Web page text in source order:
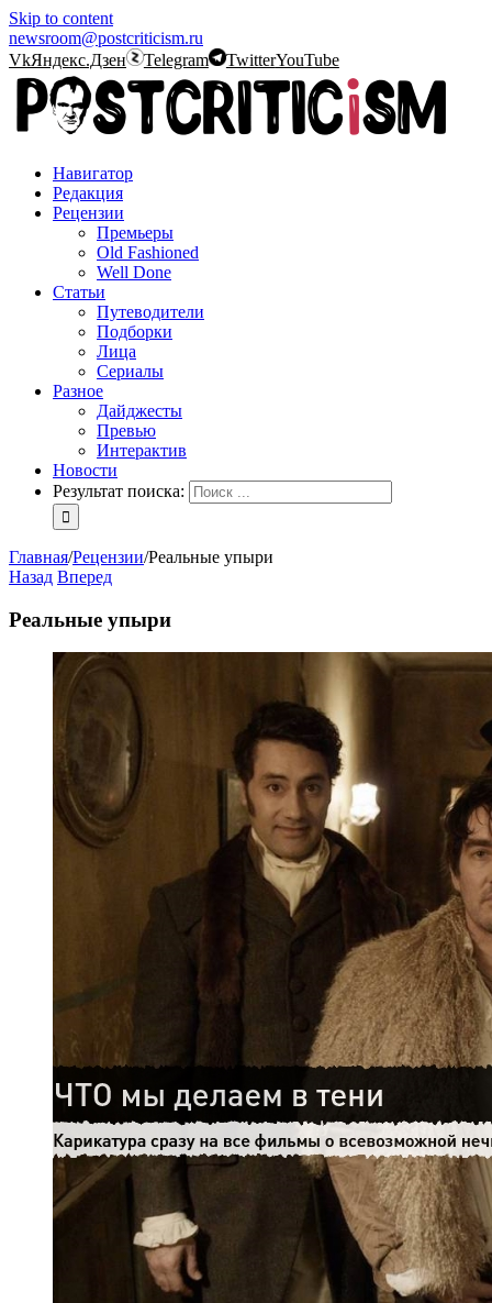
Skip to content
newsroom@postcriticism.ru
VkЯндекс.Дзен Telegram TwitterYouTube
Навигатор
Редакция
Рецензии
Премьеры
Old Fashioned
Well Done
Статьи
Путеводители
Подборки
Лица
Сериалы
Разное
Дайджесты
Превью
Интерактив
Новости
Результат поиска:
Главная/Рецензии/Реальные упыри
Назад Вперед
Реальные упыри